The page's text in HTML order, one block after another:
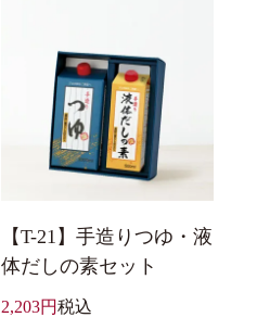
【T-21】手造りつゆ・液
体だしの素セット
2,203 税込